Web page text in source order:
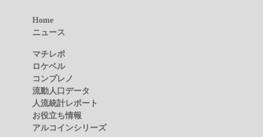
Home
ニュース
マチレポ
ロケベル
コンプレノ
流動人口データ
人流統計レポート
お役立ち情報
アルコインシリーズ